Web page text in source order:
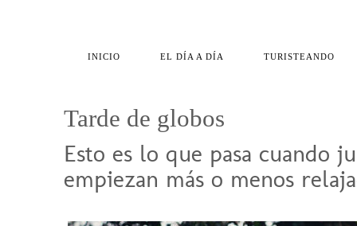
INICIO EL DÍA A DÍA TURISTEANDO
Tarde de globos
Esto es lo que pasa cuando
empiezan más o menos